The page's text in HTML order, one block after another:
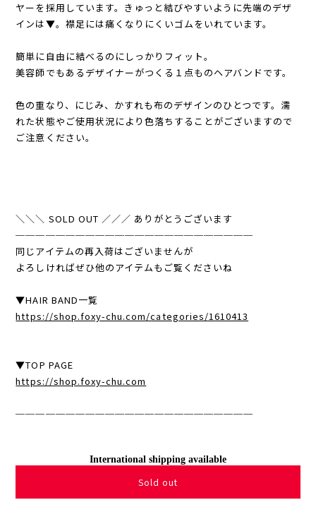
ヤーを採用しています。きゅっと結びやすいように先端のデザ
インは▼。襟足には痛くなりにくいゴムをいれています。
簡単に自由に結べるのにしっかりフィット。
美容師でもあるデザイナーがつくる１点ものヘアバンドです。
色の重なり、にじみ、かすれも布のデザインのひとつです。濡
れた状態やご使用状況により色落ちすることがございますので
ご注意ください。
＼＼＼ SOLD OUT ／／／ ありがとうございます
────────────────────────
同じアイテムの再入荷はございませんが
よろしければぜひ他のアイテムもご覧くださいね
▼HAIR BAND一覧
https://shop.foxy-chu.com/categories/1610413
▼TOP PAGE
https://shop.foxy-chu.com
────────────────────────
International shipping available
Sold out